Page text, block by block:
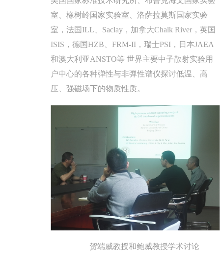
室、橡树岭国家实验室、洛萨拉莫斯国家实验
室，法国ILL、Saclay，加拿大Chalk River，英国
ISIS，德国HZB、FRM-II，瑞士PSI，日本JAEA
和澳大利亚ANSTO等 世界主要中子散射实验用
户中心的各种弹性与非弹性谱仪探讨低温、高
压、强磁场下的物质性质。
贺端威教授和鲍威教授学术讨论